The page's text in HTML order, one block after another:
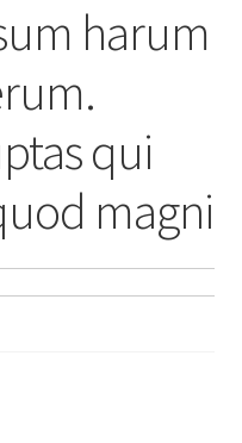
harum
qui
magni